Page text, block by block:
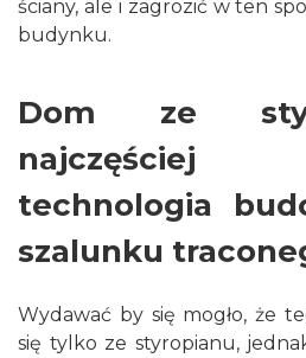
ściany, ale i zagrozić w ten
budynku.
Dom ze
najczęściej
technologia
szalunku
Wydawać by się mogło, że
się tylko ze styropianu,